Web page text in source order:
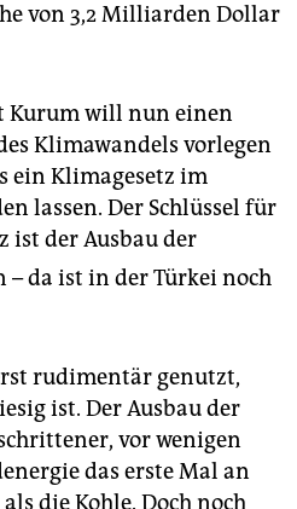
von 3,2 Milliarden Dollar
will nun einen
Klimawandels vorlegen
ein Klimagesetz im
lassen. Der Schlüssel für
ist der Ausbau der
– da ist in der Türkei noch
rudimentär genutzt,
ist. Der Ausbau der
vor wenigen
das erste Mal an
die Kohle. Doch noch